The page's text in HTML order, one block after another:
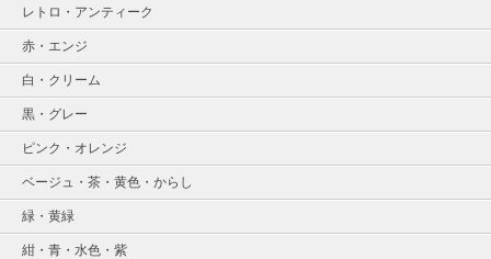
レトロ・アンティーク
赤・エンジ
白・クリーム
黒・グレー
ピンク・オレンジ
ベージュ・茶・黄色・からし
緑・黄緑
紺・青・水色・紫